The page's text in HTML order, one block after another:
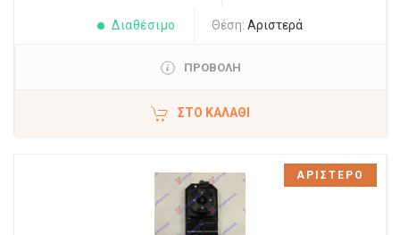
Διαθέσιμο Θέση: Αριστερά
ΠΡΟΒΟΛΗ
ΣΤΟ ΚΑΛΆΘΙ
ΑΡΙΣΤΕΡΟ